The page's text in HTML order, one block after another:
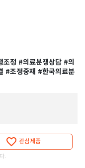
조정 #의료분쟁상담 #의
#조정중재 #한국의료분
관심제품
.